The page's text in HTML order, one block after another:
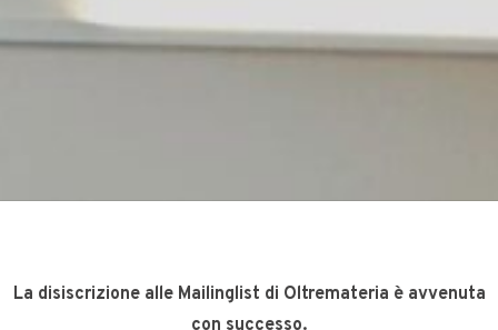
La disiscrizione alle Mailinglist di Oltremateria è avvenuta
con successo.